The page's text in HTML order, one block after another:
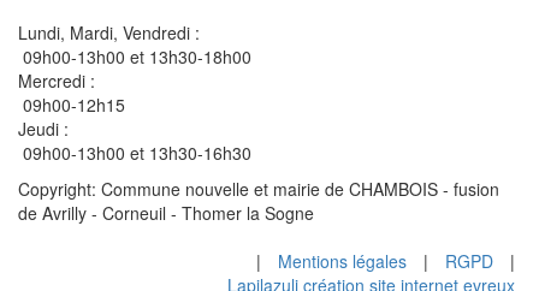
Lundi, Mardi, Vendredi :
09h00-13h00 et 13h30-18h00
Mercredi :
09h00-12h15
Jeudi :
09h00-13h00 et 13h30-16h30
Copyright: Commune nouvelle et mairie de CHAMBOIS - fusion
de Avrilly - Corneuil - Thomer la Sogne
|
Mentions légales | RGPD
|
Lapilazuli création site internet evreux